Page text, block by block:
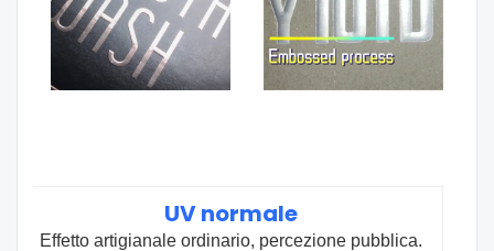
UV normale
Effetto artigianale ordinario, percezione pubblica.